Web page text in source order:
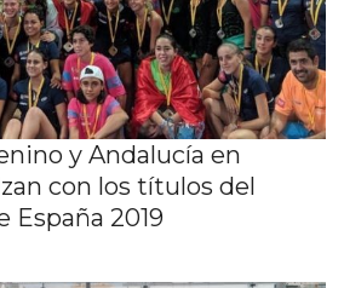
y Andalucía en
con los títulos del
España 2019